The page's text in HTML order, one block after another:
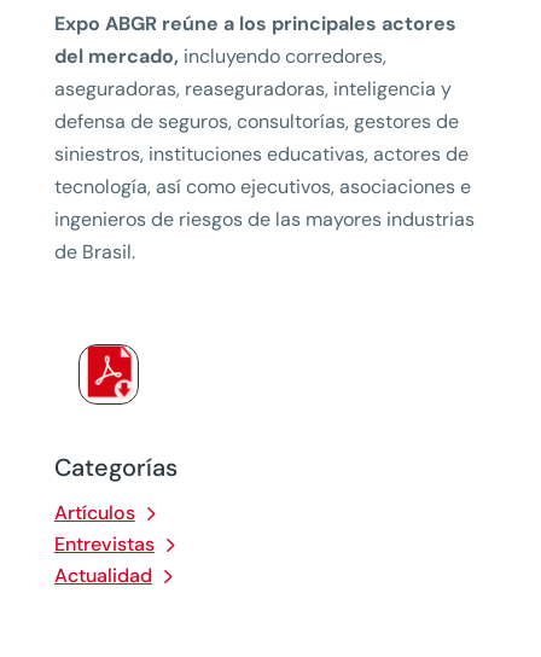
Categorías
Artículos
Entrevistas
Actualidad
Expo ABGR reúne a los principales actores
del mercado, incluyendo corredores,
aseguradoras, reaseguradoras, inteligencia y
defensa de seguros, consultorías, gestores de
siniestros, instituciones educativas, actores de
tecnología, así como ejecutivos, asociaciones e
ingenieros de riesgos de las mayores industrias
de Brasil.